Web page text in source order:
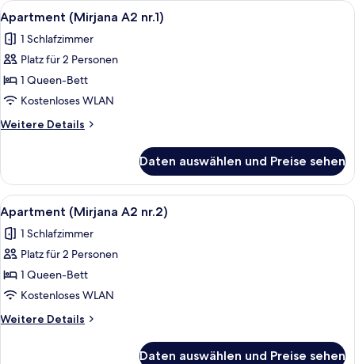
Alle
Fotos
für
Apartment
(Mirjana
A2
nr.1)
anzeigen
Apartment (Mirjana A2 nr.1) |
12
Apartment (Mirjana A2 nr.1)
1 Schlafzimmer
Platz für 2 Personen
1 Queen-Bett
Kostenloses WLAN
Weitere Details
Weitere
(Mirjana
A2
nr.1)
Daten auswählen und Preise sehen
Alle
Fotos
für
Apartment
(Mirjana
A2
nr.2)
anzeigen
Apartment (Mirjana A2 nr.2) | Blick
7
Apartment (Mirjana A2 nr.2)
1 Schlafzimmer
Platz für 2 Personen
1 Queen-Bett
Kostenloses WLAN
Weitere Details
Weitere
Daten auswählen und Preise sehen